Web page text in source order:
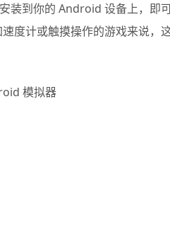
装到你的 Android 设备上，即
度计或触摸操作的游戏来说，